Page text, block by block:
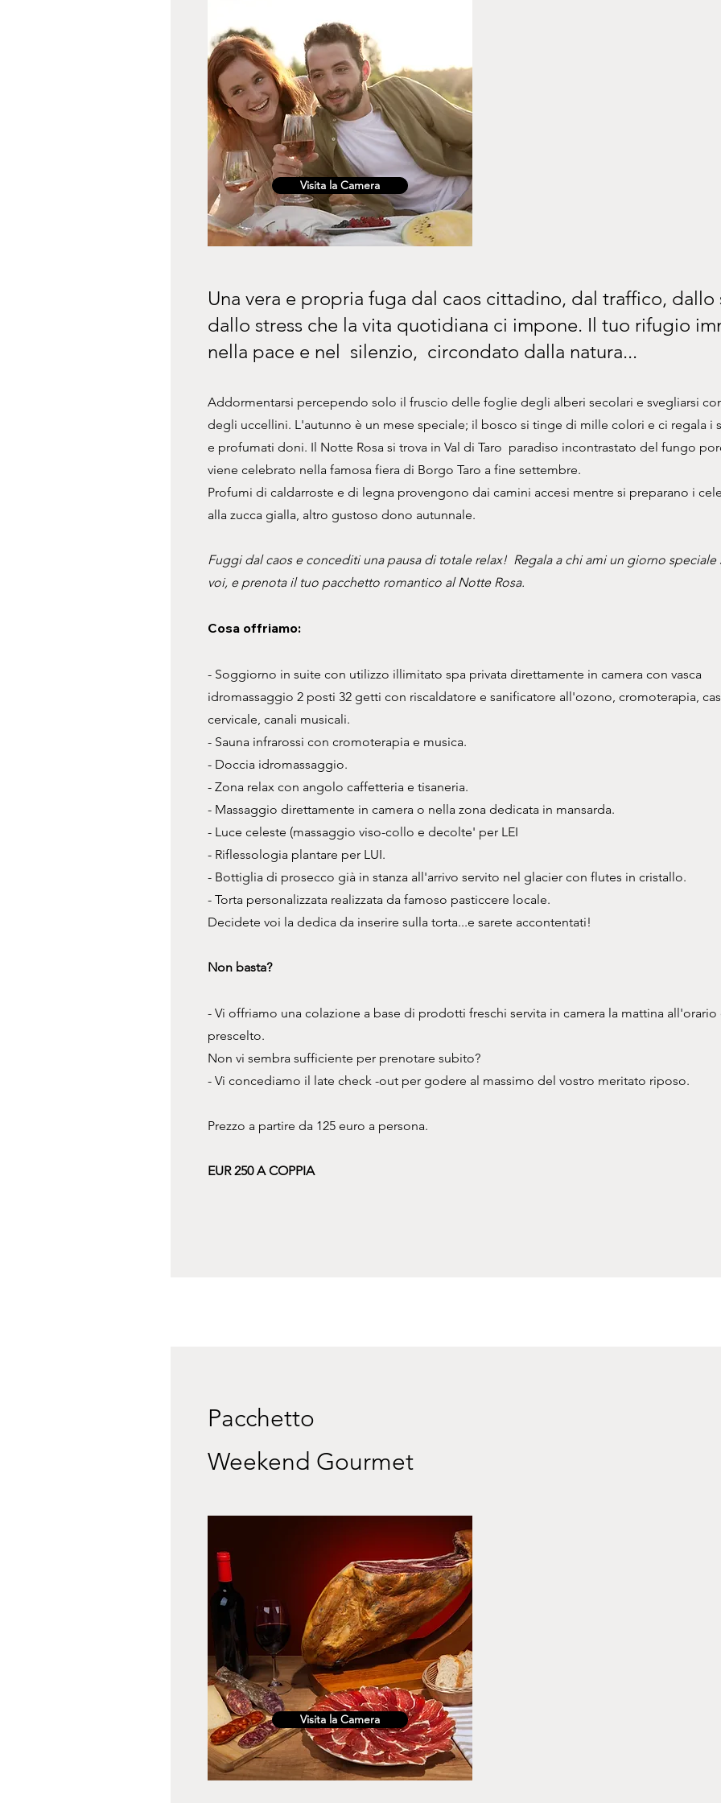
Visita la Camera
Una vera e propria fuga dal caos cittadino, dal traffico, dallo
dallo stress che la vita quotidiana ci impone. Il tuo rifugio
nella pace e nel silenzio, circondato dalla natura...
Addormentarsi percependo solo il fruscio delle foglie degli alberi secolari e svegliarsi
degli uccellini. L'autunno è un mese speciale; il bosco si tinge di mille colori e ci regala i
e profumati doni. Il Notte Rosa si trova in Val di Taro paradiso incontrastato del fungo
viene celebrato nella famosa fiera di Borgo Taro a fine settembre.
Profumi di caldarroste e di legna provengono dai camini accesi mentre si preparano i
alla zucca gialla, altro gustoso dono autunnale.
Fuggi dal caos e concediti una pausa di totale relax! Regala a chi ami un giorno speciale
voi, e prenota il tuo pacchetto romantico al Notte Rosa.
Cosa offriamo:
- Soggiorno in suite con utilizzo illimitato spa privata direttamente in camera con vasca
idromassaggio 2 posti 32 getti con riscaldatore e sanificatore all'ozono, cromoterapia,
cervicale, canali musicali.
- Sauna infrarossi con cromoterapia e musica.
- Doccia idromassaggio.
- Zona relax con angolo caffetteria e tisaneria.
- Massaggio direttamente in camera o nella zona dedicata in mansarda.
- Luce celeste (massaggio viso-collo e decolte' per LEI
- Riflessologia plantare per LUI.
- Bottiglia di prosecco già in stanza all'arrivo servito nel glacier con flutes in cristallo.
- Torta personalizzata realizzata da famoso pasticcere locale.
Decidete voi la dedica da inserire sulla torta...e sarete accontentati!
Non basta?
- Vi offriamo una colazione a base di prodotti freschi servita in camera la mattina all'orario
prescelto.
Non vi sembra sufficiente per prenotare subito?
- Vi concediamo il late check -out per godere al massimo del vostro meritato riposo.
Prezzo a partire da 125 euro a persona.
EUR 250 A COPPIA
Pacchetto
Weekend Gourmet
Visita la Camera